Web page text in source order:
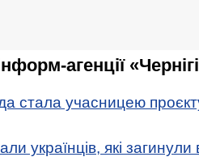
агенції
стала учасницею
українців, які загинули